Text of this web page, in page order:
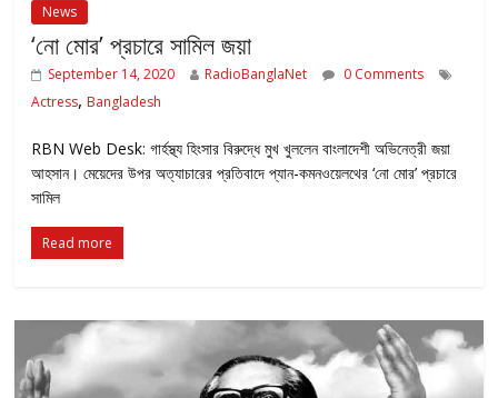
News
‘নো মোর’ প্রচারে সামিল জয়া
September 14, 2020 RadioBanglaNet
0 Comments
Actress, Bangladesh
RBN Web Desk: গার্হস্থ্য হিংসার বিরুদ্ধে মুখ খুললেন বাংলাদেশী অভিনেত্রী জয়া
আহসান। মেয়েদের উপর অত্যাচারের প্রতিবাদে প্যান-কমনওয়েলথের ‘নো মোর’ প্রচারে
সামিল
Read more